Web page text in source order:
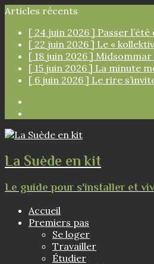
Articles récents
[ 24 juin 2026 ] Passer
[ 22 juin 2026 ] Le «
[ 18 juin 2026 ] Midsommar
[ 15 juin 2026 ] La minute
[ 6 juin 2026 ] Le rire
La Suède en kit
Le guide pour s'installer et
Accueil
Premiers pas
Se loger
Travailler
Étudier